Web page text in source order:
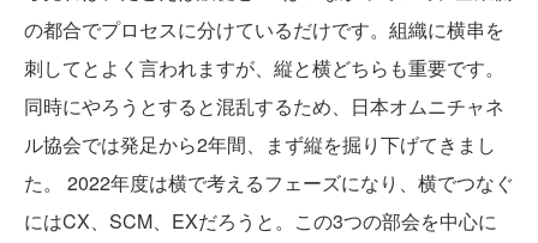
の都合でプロセスに分けているだけです。組織に横串を
刺してとよく言われますが、縦と横どちらも重要です。
同時にやろうとすると混乱するため、日本オムニチャネ
ル協会では発足から2年間、まず縦を掘り下げてきまし
た。 2022年度は横で考えるフェーズになり、横でつなぐ
にはCX、SCM、EXだろうと。この3つの部会を中心に